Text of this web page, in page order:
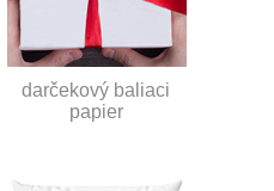
darčekový baliaci
papier